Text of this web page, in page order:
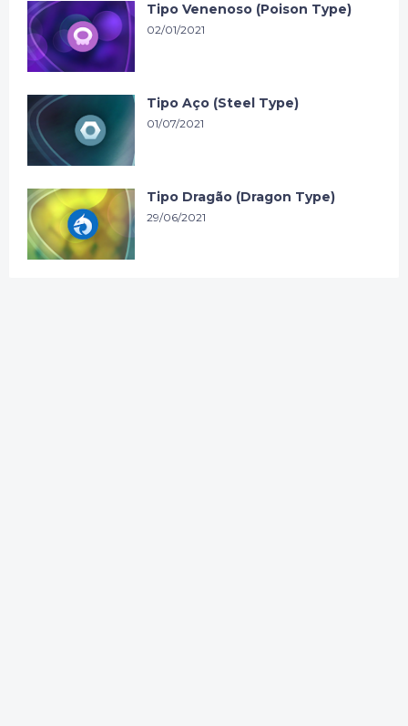
Tipo Venenoso (Poison Type)
02/01/2021
Tipo Aço (Steel Type)
01/07/2021
Tipo Dragão (Dragon Type)
29/06/2021